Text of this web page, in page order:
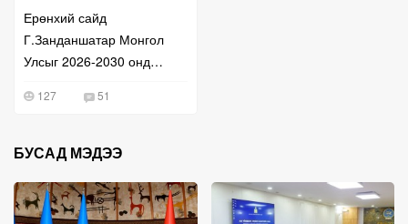
Ерөнхий сайд
Г.Занданшатар Монгол
Улсыг 2026-2030 онд
үндсэн чиглэлийг
127 51
БУСАД МЭДЭЭ